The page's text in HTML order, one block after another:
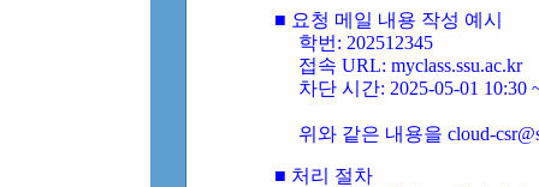
■ 요청 메일 내용 작성 예시
학번: 202512345
접속 URL: myclass.ssu.ac.kr
차단 시간: 2025-05-01 10:30
위와 같은 내용을 cloud-
■ 처리 절차